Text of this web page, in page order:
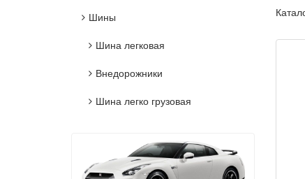
Шины
Шина легковая
Внедорожники
Шина легко грузовая